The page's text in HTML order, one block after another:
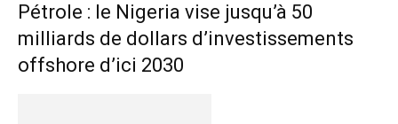
Pétrole : le Nigeria vise jusqu’à 50
milliards de dollars d’investissements
offshore d’ici 2030